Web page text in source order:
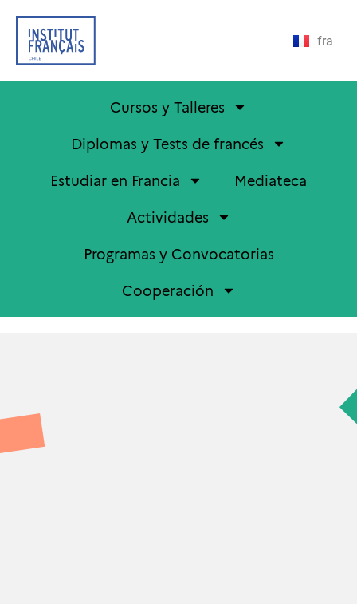
fra
Cursos y Talleres
Diplomas y Tests de francés
Estudiar en Francia
Mediateca
Actividades
Programas y Convocatorias
Cooperación